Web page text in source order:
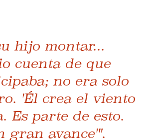
hijo montar...
cuenta de que
no era solo
'Él crea el viento
Es parte de esto.
gran avance'".